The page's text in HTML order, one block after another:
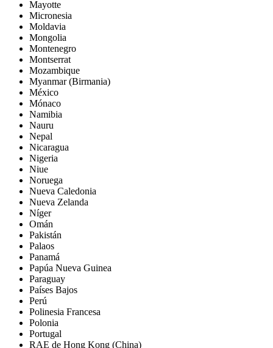
Mayotte
Micronesia
Moldavia
Mongolia
Montenegro
Montserrat
Mozambique
Myanmar (Birmania)
México
Mónaco
Namibia
Nauru
Nepal
Nicaragua
Nigeria
Niue
Noruega
Nueva Caledonia
Nueva Zelanda
Níger
Omán
Pakistán
Palaos
Panamá
Papúa Nueva Guinea
Paraguay
Países Bajos
Perú
Polinesia Francesa
Polonia
Portugal
RAE de Hong Kong (China)